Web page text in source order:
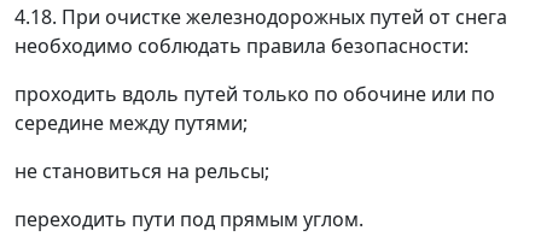
4.18. При очистке железнодорожных путей от снега
необходимо соблюдать правила безопасности:
проходить вдоль путей только по обочине или по
середине между путями;
не становиться на рельсы;
переходить пути под прямым углом.